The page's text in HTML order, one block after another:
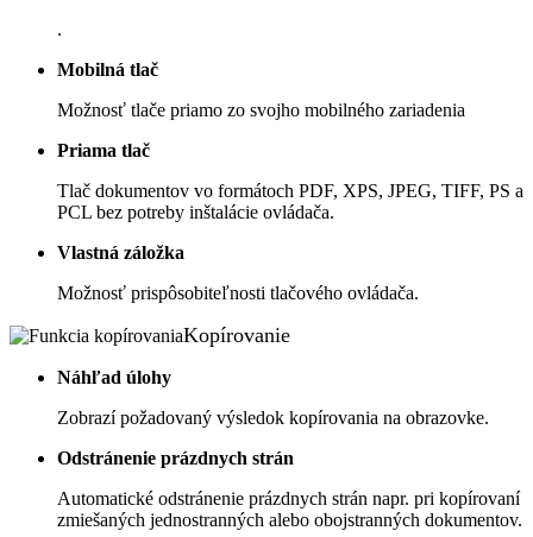
.
Mobilná tlač
Možnosť tlače priamo zo svojho mobilného zariadenia
Priama tlač
Tlač dokumentov vo formátoch PDF, XPS, JPEG, TIFF, PS a
PCL bez potreby inštalácie ovládača.
Vlastná záložka
Možnosť prispôsobiteľnosti tlačového ovládača.
Kopírovanie
Náhľad úlohy
Zobrazí požadovaný výsledok kopírovania na obrazovke.
Odstránenie prázdnych strán
Automatické odstránenie prázdnych strán napr. pri kopírovaní
zmiešaných jednostranných alebo obojstranných dokumentov.